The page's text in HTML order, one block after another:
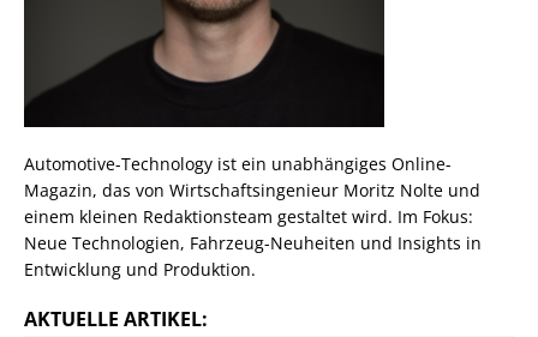
Automotive-Technology ist ein unabhängiges Online-
Magazin, das von Wirtschaftsingenieur Moritz Nolte und
einem kleinen Redaktionsteam gestaltet wird. Im Fokus:
Neue Technologien, Fahrzeug-Neuheiten und Insights in
Entwicklung und Produktion.
AKTUELLE ARTIKEL: